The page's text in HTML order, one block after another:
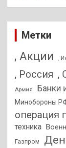
Метки
, Акции ,
, Россия ,
Армия Банки
Минобороны
операция
техника
Газпром